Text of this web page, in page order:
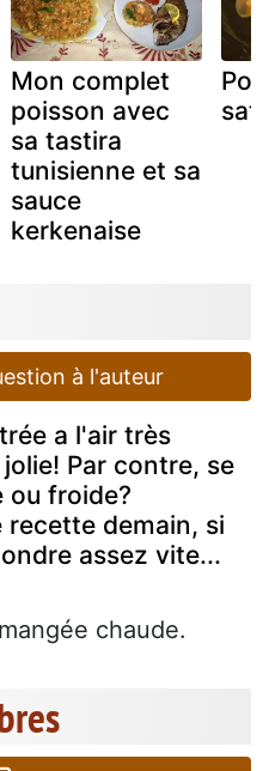
Mon complet
poisson avec
sa tastira
tunisienne et sa
sauce
kerkenaise
à l'auteur
a l'air très
Par contre, se
ou froide?
demain, si
assez vite...
chaude.